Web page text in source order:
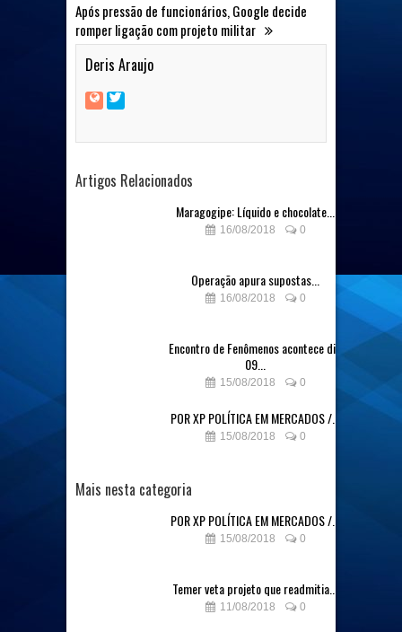
Após pressão de funcionários, Google decide
romper ligação com projeto militar
Deris Araujo
Artigos Relacionados
Maragogipe: Líquido e chocolate...
16/08/2018 0
Operação apura supostas...
16/08/2018 0
Encontro de Fenômenos acontece dia
09...
15/08/2018 0
POR XP POLÍTICA EM MERCADOS /...
15/08/2018 0
Mais nesta categoria
POR XP POLÍTICA EM MERCADOS /...
15/08/2018 0
Temer veta projeto que readmitia...
11/08/2018 0